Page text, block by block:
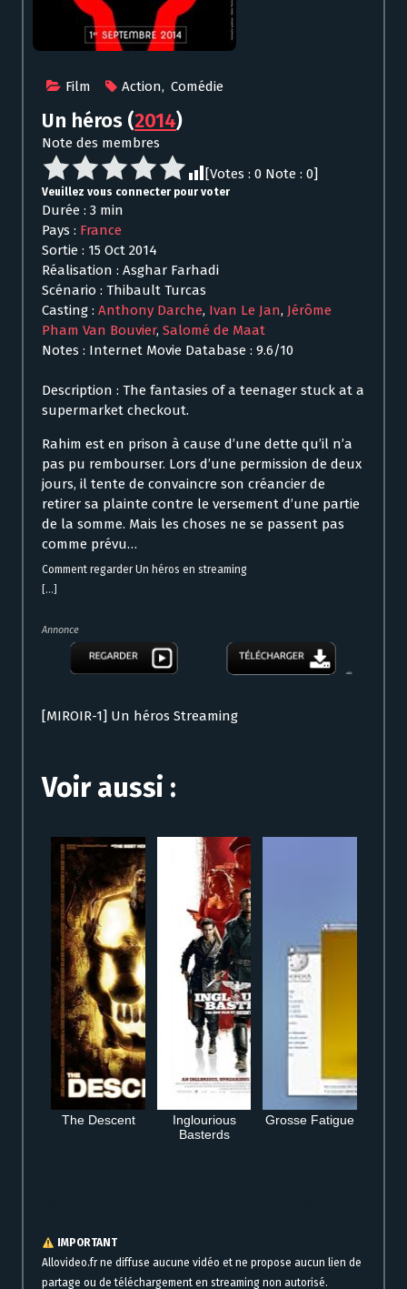
Film Action, Comédie
Un héros (2014)
Note des membres
[Votes : 0 Note : 0]
Veuillez vous connecter pour voter
Durée : 3 min
Pays : France
Sortie : 15 Oct 2014
Réalisation : Asghar Farhadi
Scénario : Thibault Turcas
Casting : Anthony Darche, Ivan Le Jan, Jérôme
Pham Van Bouvier, Salomé de Maat
Notes : Internet Movie Database : 9.6/10
Description : The fantasies of a teenager stuck at a
supermarket checkout.
Rahim est en prison à cause d’une dette qu’il n’a
pas pu rembourser. Lors d’une permission de deux
jours, il tente de convaincre son créancier de
retirer sa plainte contre le versement d’une partie
de la somme. Mais les choses ne se passent pas
comme prévu…
Comment regarder Un héros en streaming
[...]
Annonce
[MIROIR-1] Un héros Streaming
Voir aussi :
The Descent
Inglourious
Basterds
Grosse Fatigue
IMPORTANT
Allovideo.fr ne diffuse aucune vidéo et ne propose aucun lien de
partage ou de téléchargement en streaming non autorisé.